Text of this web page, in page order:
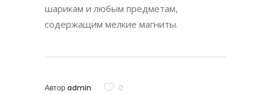
шарикам и любым предметам,
содержащим мелкие магниты.
Авторadmin 0